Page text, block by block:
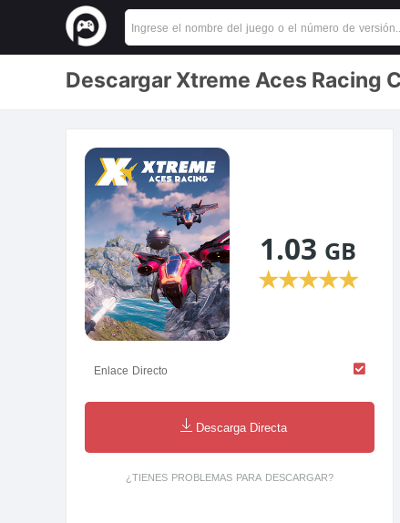
Descargar Xtreme Aces Racing
1.03 GB
★★★★★
Enlace Directo
Descarga Directa
¿TIENES PROBLEMAS PARA DESCARGAR?